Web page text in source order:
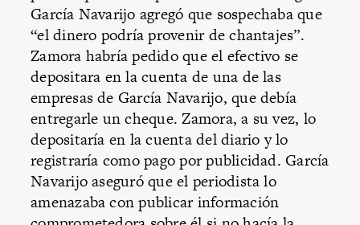
García Navarijo agregó que sospechaba que
“el dinero podría provenir de chantajes”.
Zamora habría pedido que el efectivo se
depositara en la cuenta de una de las
empresas de García Navarijo, que debía
entregarle un cheque. Zamora, a su vez, lo
depositaría en la cuenta del diario y lo
registraría como pago por publicidad. García
Navarijo aseguró que el periodista lo
amenazaba con publicar información